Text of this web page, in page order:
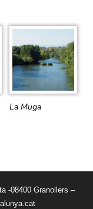
La Muga
-08400 Granollers –